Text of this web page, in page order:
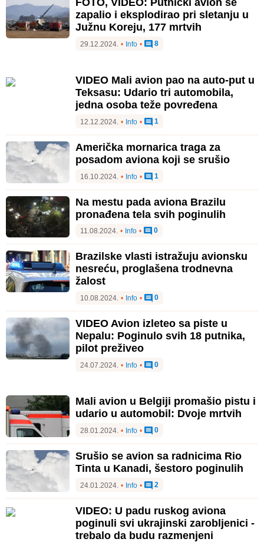
FOTO, VIDEO: Putnički avion se
zapalio i eksplodirao pri sletanju u
Južnu Koreju, 177 mrtvih
29.12.2024. • Info • 8
VIDEO Mali avion pao na auto-put u
Teksasu: Udario tri automobila,
jedna osoba teže povređena
12.12.2024. • Info • 1
Američka mornarica traga za
posadom aviona koji se srušio
16.10.2024. • Info • 1
Na mestu pada aviona Brazilu
pronađena tela svih poginulih
11.08.2024. • Info • 0
Brazilske vlasti istražuju avionsku
nesreću, proglašena trodnevna
žalost
10.08.2024. • Info • 0
VIDEO Avion izleteo sa piste u
Nepalu: Poginulo svih 18 putnika,
pilot preživeo
24.07.2024. • Info • 0
Mali avion u Belgiji promašio pistu i
udario u automobil: Dvoje mrtvih
28.01.2024. • Info • 0
Srušio se avion sa radnicima Rio
Tinta u Kanadi, šestoro poginulih
24.01.2024. • Info • 2
VIDEO: U padu ruskog aviona
poginuli svi ukrajinski zarobljenici -
trebalo da budu razmenjeni